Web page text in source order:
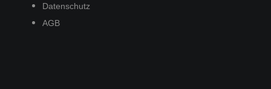
Datenschutz
AGB